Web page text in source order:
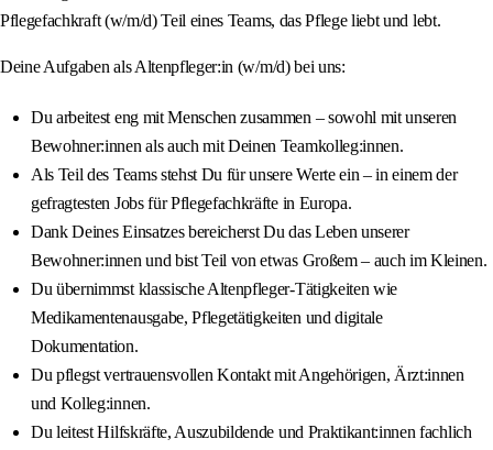
Pflegefachkraft (w/m/d) Teil eines Teams, das Pflege liebt und lebt.
Deine Aufgaben als Altenpfleger:in (w/m/d) bei uns:
Du arbeitest eng mit Menschen zusammen – sowohl mit unseren
Bewohner:innen als auch mit Deinen Teamkolleg:innen.
Als Teil des Teams stehst Du für unsere Werte ein – in einem der
gefragtesten Jobs für Pflegefachkräfte in Europa.
Dank Deines Einsatzes bereicherst Du das Leben unserer
Bewohner:innen und bist Teil von etwas Großem – auch im Kleinen.
Du übernimmst klassische Altenpfleger-Tätigkeiten wie
Medikamentenausgabe, Pflegetätigkeiten und digitale
Dokumentation.
Du pflegst vertrauensvollen Kontakt mit Angehörigen, Ärzt:innen
und Kolleg:innen.
Du leitest Hilfskräfte, Auszubildende und Praktikant:innen fachlich